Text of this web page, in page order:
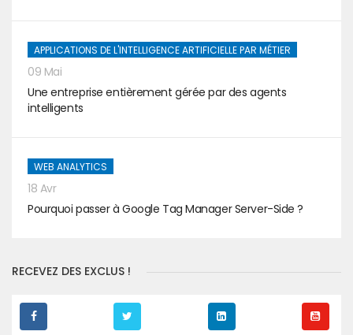
APPLICATIONS DE L'INTELLIGENCE ARTIFICIELLE PAR MÉTIER
09 Mai
Une entreprise entièrement gérée par des agents
intelligents
WEB ANALYTICS
18 Avr
Pourquoi passer à Google Tag Manager Server-Side ?
RECEVEZ DES EXCLUS !